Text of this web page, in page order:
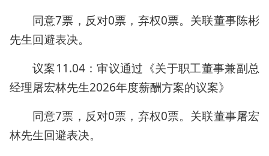
同意7票，反对0票，弃权0票。关联董事陈彬
先生回避表决。
议案11.04：审议通过《关于职工董事兼副总
经理屠宏林先生2026年度薪酬方案的议案》
同意7票，反对0票，弃权0票。关联董事屠宏
林先生回避表决。